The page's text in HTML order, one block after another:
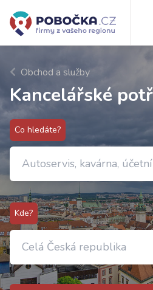
Obchod a služby
Kancelářské
Co hledáte?
Kde?